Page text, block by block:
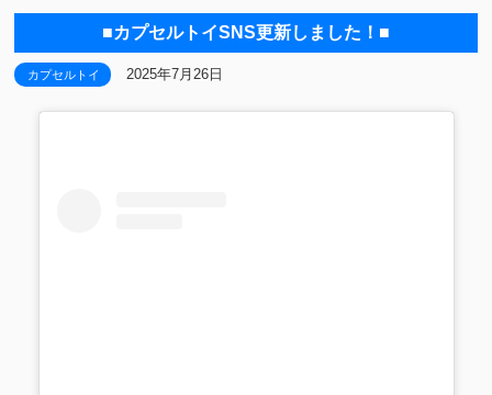
■カプセルトイSNS更新しました！■
カプセルトイ 2025年7月26日